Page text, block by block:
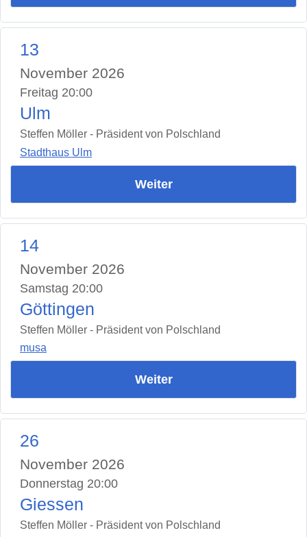
13
November 2026
Freitag 20:00
Ulm
Steffen Möller - Präsident von Polschland
Stadthaus Ulm
Weiter
14
November 2026
Samstag 20:00
Göttingen
Steffen Möller - Präsident von Polschland
musa
Weiter
26
November 2026
Donnerstag 20:00
Giessen
Steffen Möller - Präsident von Polschland